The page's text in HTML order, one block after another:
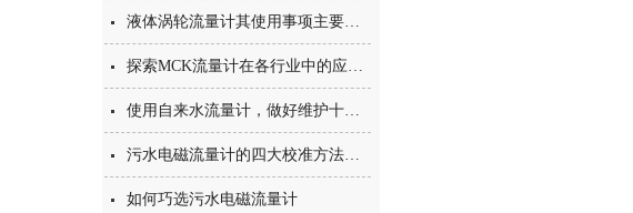
液体涡轮流量计其使用事项主要涵盖以下几个核心方面
探索MCK流量计在各行业中的应用与重要性
使用自来水流量计，做好维护十分重要
污水电磁流量计的四大校准方法及工作原理
如何巧选污水电磁流量计